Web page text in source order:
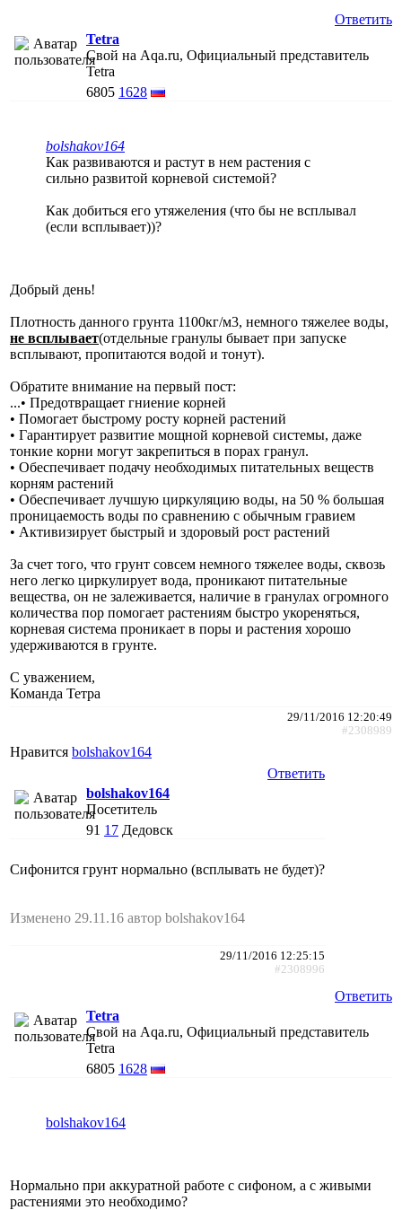
Ответить
Tetra
Свой на Aqa.ru, Официальный представитель
Tetra
6805 1628
bolshakov164
Как развиваются и растут в нем растения с
сильно развитой корневой системой?
Как добиться его утяжеления (что бы не всплывал
(если всплывает))?
Добрый день!
Плотность данного грунта 1100кг/м3, немного тяжелее воды,
не всплывает(отдельные гранулы бывает при запуске
всплывают, пропитаются водой и тонут).
Обратите внимание на первый пост:
...• Предотвращает гниение корней
• Помогает быстрому росту корней растений
• Гарантирует развитие мощной корневой системы, даже
тонкие корни могут закрепиться в порах гранул.
• Обеспечивает подачу необходимых питательных веществ
корням растений
• Обеспечивает лучшую циркуляцию воды, на 50 % большая
проницаемость воды по сравнению с обычным гравием
• Активизирует быстрый и здоровый рост растений
За счет того, что грунт совсем немного тяжелее воды, сквозь
него легко циркулирует вода, проникают питательные
вещества, он не залеживается, наличие в гранулах огромного
количества пор помогает растениям быстро укореняться,
корневая система проникает в поры и растения хорошо
удерживаются в грунте.
С уважением,
Команда Тетра
29/11/2016 12:20:49
#2308989
Нравится bolshakov164
Ответить
bolshakov164
Посетитель
91 17 Дедовск
Сифонится грунт нормально (всплывать не будет)?
Изменено 29.11.16 автор bolshakov164
29/11/2016 12:25:15
#2308996
Ответить
Tetra
Свой на Aqa.ru, Официальный представитель
Tetra
6805 1628
bolshakov164
Нормально при аккуратной работе с сифоном, а с живыми
растениями это необходимо?